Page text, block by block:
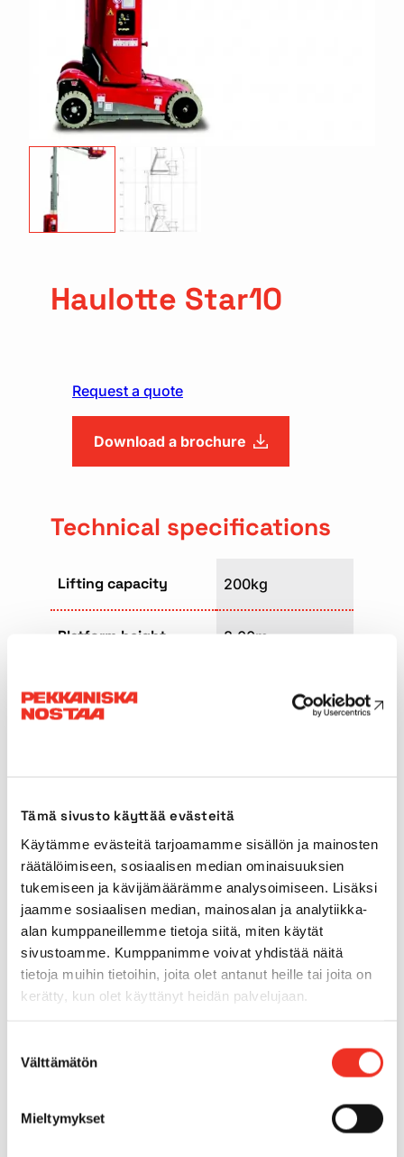
Tämä sivusto käyttää evästeitä
Käytämme evästeitä tarjoamamme sisällön ja mainosten
räätälöimiseen, sosiaalisen median ominaisuuksien
tukemiseen ja kävijämäärämme analysoimiseen. Lisäksi
jaamme sosiaalisen median, mainosalan ja analytiikka-
alan kumppaneillemme tietoja siitä, miten käytät
sivustoamme. Kumppanimme voivat yhdistää näitä
tietoja muihin tietoihin, joita olet antanut heille tai joita on
kerätty, kun olet käyttänyt heidän palvelujaan.
valinta
Välttämätön
Mieltymykset
Haulotte Star10
Request a quote
Download a brochure
Technical specifications
Lifting capacity 200kg
Platform height 8,00m
Platform size 0,78 x 0,98m
Transport width 1,00m
Transport height 1,99m
Power source Battery
Indoor tyres Yes
Outdoor tyres